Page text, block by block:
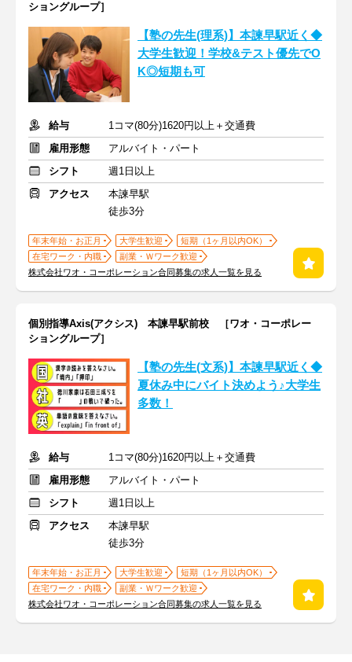
ショングループ］
【塾の先生(理系)】本諫早駅近く◆
大学生歓迎！学校&テスト優先でO
K◎短期も可
給与
1コマ(80分)1620円以上＋交通費
雇用形態
アルバイト・パート
シフト
週1日以上
アクセス
本諫早駅
徒歩3分
年末年始・お正月 大学生歓迎
短期（1ヶ月以内OK）
在宅ワーク・内職
副業・Ｗワーク歓迎
株式会社ワオ・コーポレーション合同募集の求人一覧を見る
個別指導Axis(アクシス) 本諫早駅前校 ［ワオ・コーポレー
ショングループ］
【塾の先生(文系)】本諫早駅近く◆
夏休み中にバイト決めよう♪大学生
多数！
給与
1コマ(80分)1620円以上＋交通費
雇用形態
アルバイト・パート
シフト
週1日以上
アクセス
本諫早駅
徒歩3分
年末年始・お正月 大学生歓迎
短期（1ヶ月以内OK）
在宅ワーク・内職
副業・Ｗワーク歓迎
株式会社ワオ・コーポレーション合同募集の求人一覧を見る